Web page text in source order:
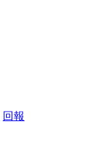
回報